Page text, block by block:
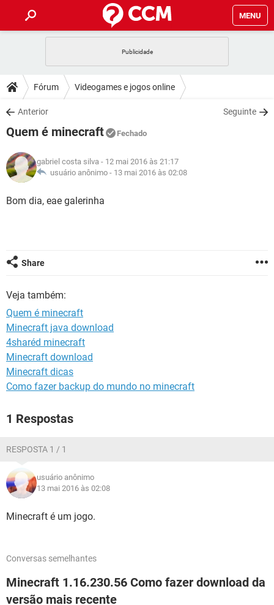
MENU
CELULAR FACEBOOK
OUTLOOK
INSTAGRAM GMAIL
GUIA DE COMPRAS
DICAS
JOGOS WHATSAPP
INSTAGRAM GMAIL
GUIA DE COMPRAS
DOWNLOADS
JOGOS WHATSAPP
CELULAR
OUTLOOK EXCEL
INSTAGRAM
FÓRUM
JOGOS WHATSAPP
CELULAR
OUTLOOK
GLOSSÁRIO
JOGOS
INSTAGRAM
Fórum Videogames e jogos online
Anterior Seguinte
Quem é minecraft Fechado
gabriel costa silva - 12 mai 2016 às 21:17
usuário anônimo - 13 mai 2016 às 02:08
Bom dia, eae galerinha
Share
Veja também:
Quem é minecraft
Minecraft java download
4sharéd minecraft
Minecraft download
Minecraft dicas
Como fazer backup do mundo no minecraft
1 Respostas
RESPOSTA 1 / 1
usuário anônimo
13 mai 2016 às 02:08
Minecraft é um jogo.
Conversas semelhantes
Minecraft 1.16.230.56 Como fazer download da
versão mais recente